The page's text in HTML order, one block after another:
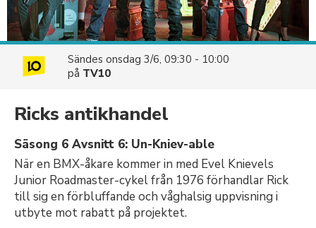
Sändes onsdag 3/6, 09:30 - 10:00
på TV10
Ricks antikhandel
Säsong 6 Avsnitt 6: Un-Kniev-able
När en BMX-åkare kommer in med Evel Knievels
Junior Roadmaster-cykel från 1976 förhandlar Rick
till sig en förbluffande och våghalsig uppvisning i
utbyte mot rabatt på projektet.